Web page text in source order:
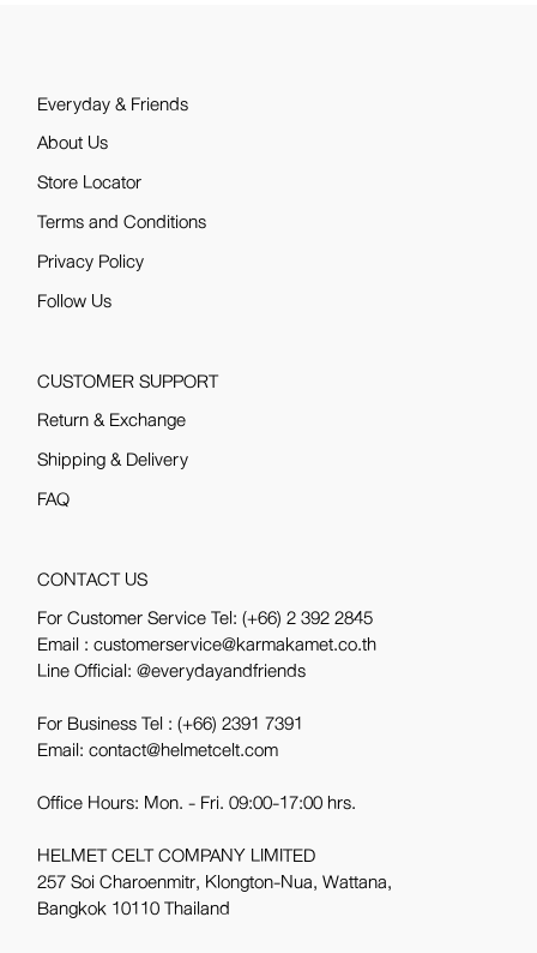
Everyday & Friends
About Us
Store Locator
Terms and Conditions
Privacy Policy
Follow Us
CUSTOMER SUPPORT
Return & Exchange
Shipping & Delivery
FAQ
CONTACT US
For Customer Service Tel:(+66) 2 392 2845
Email : customerservice@karmakamet.co.th
Line Official:@everydayandfriends
For Business Tel :(+66) 2391 7391
Email: contact@helmetcelt.com
Office Hours: Mon. - Fri. 09:00-17:00 hrs.
HELMET CELT COMPANY LIMITED
257 Soi Charoenmitr, Klongton-Nua, Wattana,
Bangkok 10110 Thailand